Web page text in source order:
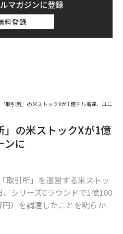
マガジンに登録
料登録
取引所」の米ストックXが1億ドル調達、ユニコ
」の米ストックXが1億
ンに
取引所」を運営する米ストッ
シリーズCラウンドで1億100
）を調達したことを明らか